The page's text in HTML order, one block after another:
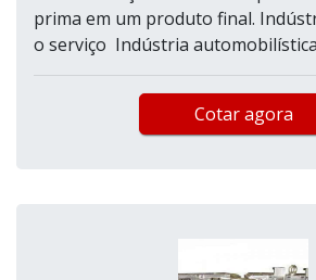
prima em um produto final.
o serviço Indústria
Cotar agora